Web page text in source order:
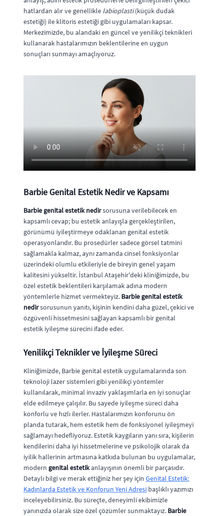
hatlardan alır ve genellikle labioplasti(küçük dudak
estetiği) ile klitoris estetiği gibi uygulamaları kapsar.
Merkezimizde, bu alandaki en güncel ve yenilikçi teknikleri
kullanarak hastalarımızın beklentilerine en uygun
sonuçları sunmayı amaçlıyoruz.
Barbie Genital Estetik Nedir ve Kapsamı
Barbie genital estetik nedirsorusuna verilebilecek en
kapsamlı cevap; bu estetik anlayışla gerçekleştirilen,
görünümü iyileştirmeye odaklanan genital estetik
operasyonlarıdır. Bu prosedürler sadece görsel tatmini
sağlamakla kalmaz, aynı zamanda cinsel fonksiyonlar
üzerindeki olumlu etkileriyle de bireyin genel yaşam
kalitesini yükseltir. İstanbul Ataşehir'deki kliniğimizde, bu
özel estetik beklentileri karşılamak adına modern
yöntemlerle hizmet vermekteyiz. Barbie genital estetik
nedirsorusunun yanıtı, kişinin kendini daha güzel, çekici ve
özgüvenli hissetmesini sağlayan kapsamlı bir genital
estetik iyileşme sürecini ifade eder.
Yenilikçi Teknikler ve İyileşme Süreci
Kliniğimizde, Barbie genital estetik uygulamalarında son
teknoloji lazer sistemleri gibi yenilikçi yöntemler
kullanılarak, minimal invaziv yaklaşımlarla en iyi sonuçlar
elde edilmeye çalışılır. Bu sayede iyileşme süreci daha
konforlu ve hızlı ilerler. Hastalarımızın konforunu ön
planda tutarak, hem estetik hem de fonksiyonel iyileşmeyi
sağlamayı hedefliyoruz. Estetik kaygıların yanı sıra, kişilerin
kendilerini daha iyi hissetmelerine ve psikolojik olarak da
iyilik hallerinin artmasına katkıda bulunan bu uygulamalar,
modern genital estetikanlayışının önemli bir parçasıdır.
Detaylı bilgi ve merak ettiğiniz her şey için Genital Estetik:
Kadınlarda Estetik ve Konforun Yeni Adresi başlıklı yazımızı
inceleyebilirsiniz. Bu süreçte, deneyimli ekibimizle
yanınızda olarak size özel çözümler sunmaktayız. Barbie